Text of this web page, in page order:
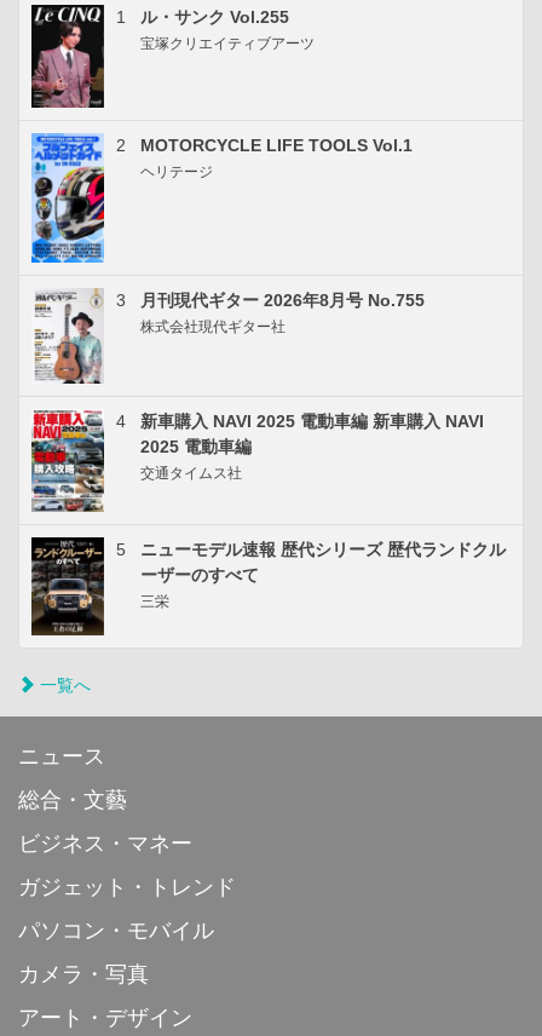
1 ル・サンク Vol.255
宝塚クリエイティブアーツ
2 MOTORCYCLE LIFE TOOLS Vol.1
ヘリテージ
3 月刊現代ギター 2026年8月号 No.755
株式会社現代ギター社
4
新車購入 NAVI 2025 電動車編 新車購入 NAVI
2025 電動車編
交通タイムス社
5
ニューモデル速報 歴代シリーズ 歴代ランドクル
ーザーのすべて
三栄
一覧へ
ニュース
総合・文藝
ビジネス・マネー
ガジェット・トレンド
パソコン・モバイル
カメラ・写真
アート・デザイン